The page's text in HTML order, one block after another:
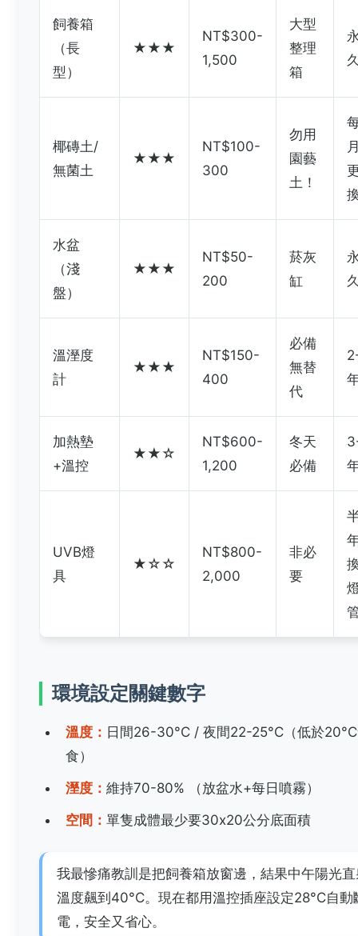
飼養箱
（長
型）
★★★
NT$300-
1,500
大型
整理
箱
椰磚土/
無菌土
★★★
NT$100-
300
勿用
園藝
土！
水盆
（淺
盤）
★★★
NT$50-
200
菸灰
缸
溫溼度
計
★★★
NT$150-
400
必備
無替
代
加熱墊
+溫控
★★☆
NT$600-
1,200
冬天
必備
UVB燈
具
★☆☆
NT$800-
2,000
非必
要
環境設定關鍵數字
溫度： 日間26-30°C / 夜間22-25°C（低於
食）
溼度： 維持70-80% （放盆水+每日噴霧）
空間： 單隻成體最少要30x20公分底面積
我最慘痛教訓是把飼養箱放窗邊，結果中午陽光
溫度飆到40°C。現在都用溫控插座設定28°C自動
電，安全又省心。